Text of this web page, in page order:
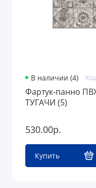
В наличии (4)
Фартук-панно
ТУГАЧИ (5)
530.00р.
Купить